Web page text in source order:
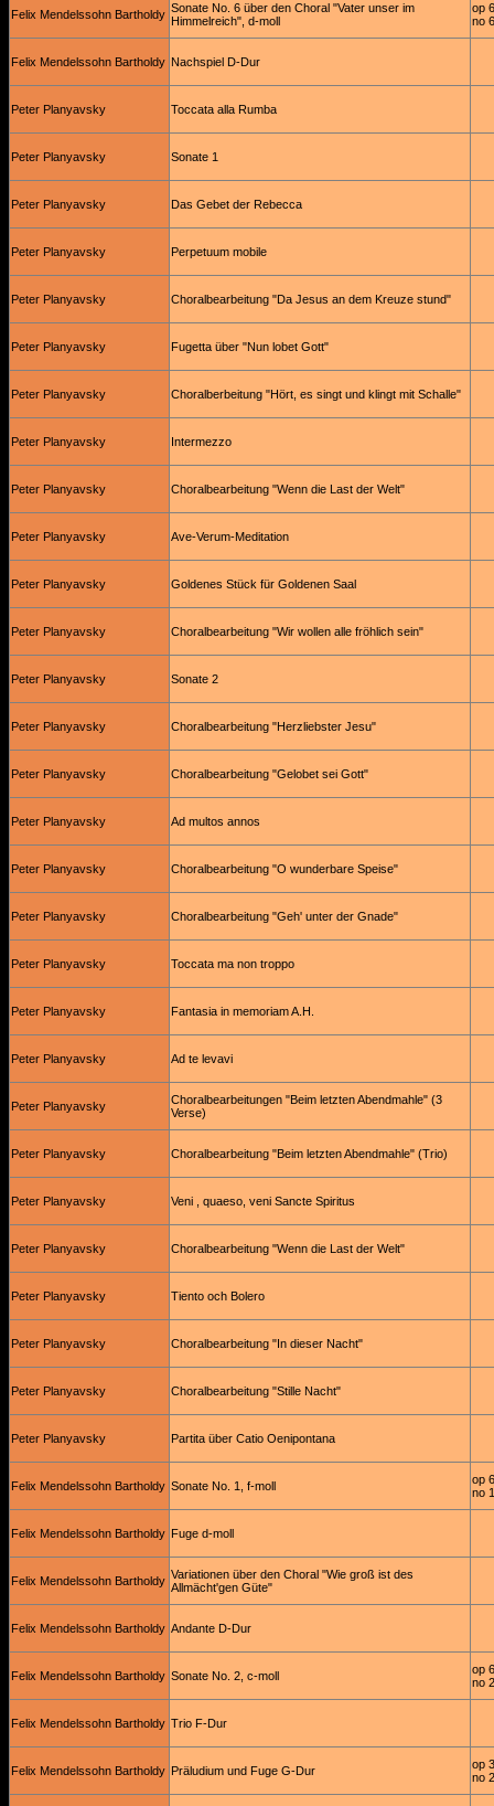
Felix Mendelssohn Bartholdy Sonate No. 6 über den Choral "Vater unser im
Himmelreich", d-moll
op
no 6
Felix Mendelssohn Bartholdy Nachspiel D-Dur
Peter Planyavsky Toccata alla Rumba
Peter Planyavsky Sonate 1
Peter Planyavsky Das Gebet der Rebecca
Peter Planyavsky Perpetuum mobile
Peter Planyavsky Choralbearbeitung "Da Jesus an dem Kreuze stund"
Peter Planyavsky Fugetta über "Nun lobet Gott"
Peter Planyavsky Choralberbeitung "Hört, es singt und klingt mit Schalle"
Peter Planyavsky Intermezzo
Peter Planyavsky Choralbearbeitung "Wenn die Last der Welt"
Peter Planyavsky Ave-Verum-Meditation
Peter Planyavsky Goldenes Stück für Goldenen Saal
Peter Planyavsky Choralbearbeitung "Wir wollen alle fröhlich sein"
Peter Planyavsky Sonate 2
Peter Planyavsky Choralbearbeitung "Herzliebster Jesu"
Peter Planyavsky Choralbearbeitung "Gelobet sei Gott"
Peter Planyavsky Ad multos annos
Peter Planyavsky Choralbearbeitung "O wunderbare Speise"
Peter Planyavsky Choralbearbeitung "Geh' unter der Gnade"
Peter Planyavsky Toccata ma non troppo
Peter Planyavsky Fantasia in memoriam A.H.
Peter Planyavsky Ad te levavi
Peter Planyavsky
Choralbearbeitungen "Beim letzten Abendmahle" (3
Verse)
Peter Planyavsky Choralbearbeitung "Beim letzten Abendmahle" (Trio)
Peter Planyavsky Veni , quaeso, veni Sancte Spiritus
Peter Planyavsky Choralbearbeitung "Wenn die Last der Welt"
Peter Planyavsky Tiento och Bolero
Peter Planyavsky Choralbearbeitung "In dieser Nacht"
Peter Planyavsky Choralbearbeitung "Stille Nacht"
Peter Planyavsky Partita über Catio Oenipontana
Felix Mendelssohn Bartholdy Sonate No. 1, f-moll
op
no 1
Felix Mendelssohn Bartholdy Fuge d-moll
Felix Mendelssohn Bartholdy Variationen über den Choral "Wie groß ist des
Allmächt'gen Güte"
Felix Mendelssohn Bartholdy Andante D-Dur
Felix Mendelssohn Bartholdy Sonate No. 2, c-moll
op
no 2
Felix Mendelssohn Bartholdy Trio F-Dur
Felix Mendelssohn Bartholdy Präludium und Fuge G-Dur
op
no 2